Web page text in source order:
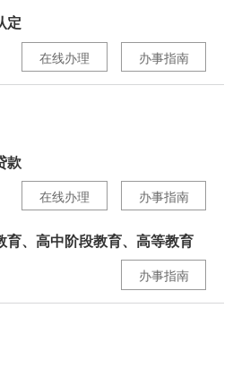
定
办事指南
在线办理
款
办事指南
在线办理
育、高中阶段教育、高等教育
办事指南